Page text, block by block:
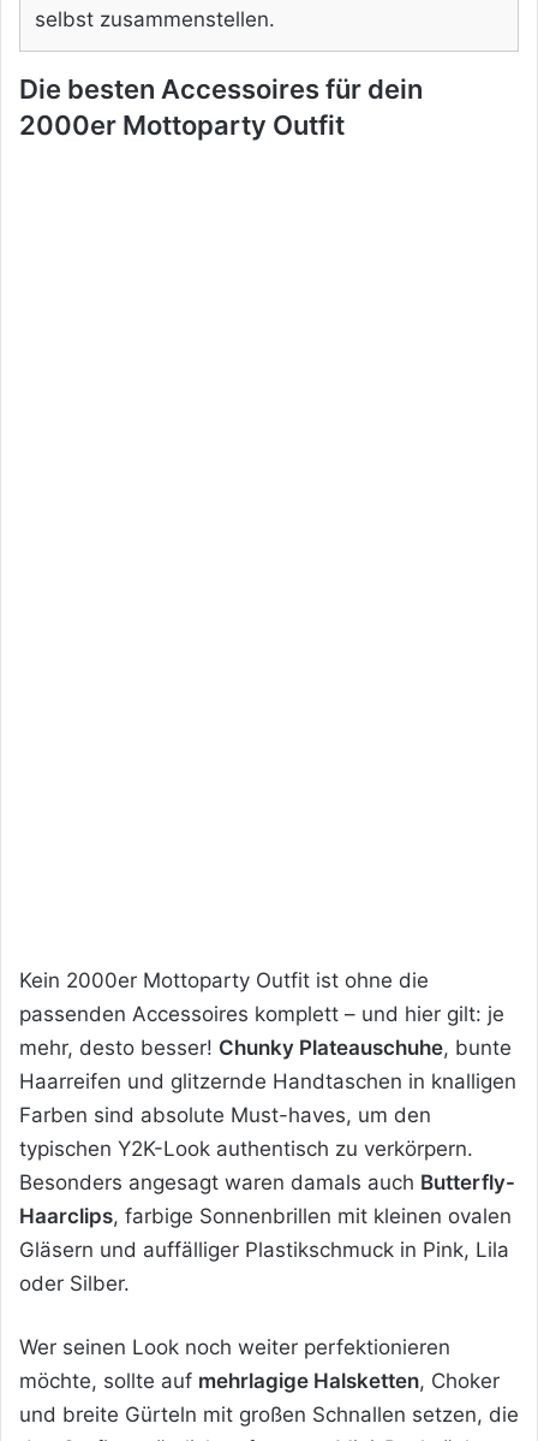
selbst zusammenstellen.
Die besten Accessoires für dein
2000er Mottoparty Outfit
Kein 2000er Mottoparty Outfit ist ohne die
passenden Accessoires komplett – und hier gilt: je
mehr, desto besser! Chunky Plateauschuhe, bunte
Haarreifen und glitzernde Handtaschen in knalligen
Farben sind absolute Must-haves, um den
typischen Y2K-Look authentisch zu verkörpern.
Besonders angesagt waren damals auch Butterfly-
Haarclips, farbige Sonnenbrillen mit kleinen ovalen
Gläsern und auffälliger Plastikschmuck in Pink, Lila
oder Silber.
Wer seinen Look noch weiter perfektionieren
möchte, sollte auf mehrlagige Halsketten, Choker
und breite Gürteln mit großen Schnallen setzen, die